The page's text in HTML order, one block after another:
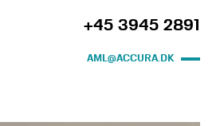
+45 3945 2891
AML@ACCURA.DK